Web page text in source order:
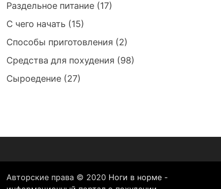
Раздельное питание(17)
С чего начать (15)
Способы приготовления (2)
Средства для похудения (98)
Сыроедение(27)
Авторские права © 2020 Ноги в норме -